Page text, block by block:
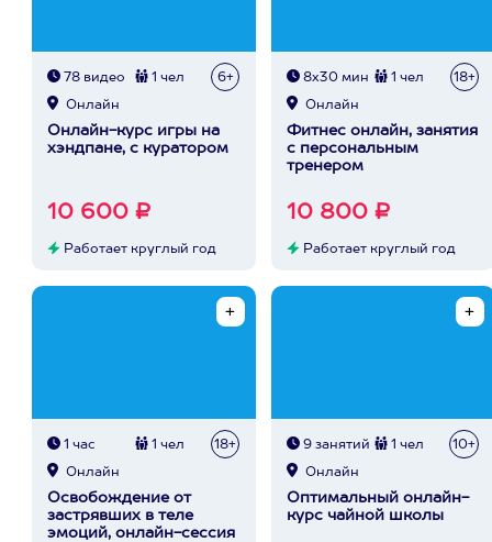
78 видео 1 чел 6+
Онлайн
Онлайн-курс игры на
хэндпане, с куратором
10 600 ₽
Работает круглый год
8х30 мин 1 чел 18+
Онлайн
Фитнес онлайн, занятия
с персональным
тренером
10 800 ₽
Работает круглый год
1 час 1 чел 18+
Онлайн
Освобождение от
застрявших в теле
эмоций, онлайн-сессия
9 занятий 1 чел 10+
Онлайн
Оптимальный онлайн-
курс чайной школы